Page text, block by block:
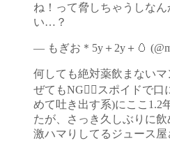
ね！って脅しちゃうしな
い…？
— もぎお＊5y＋2y＋🥚
何しても絶対薬飲まない
ぜてもNG🙅‍♀️スポイドで口
めて吐き出す系)にここ1.2
たが、さっき久しぶりに
激ハマりしてるジュース